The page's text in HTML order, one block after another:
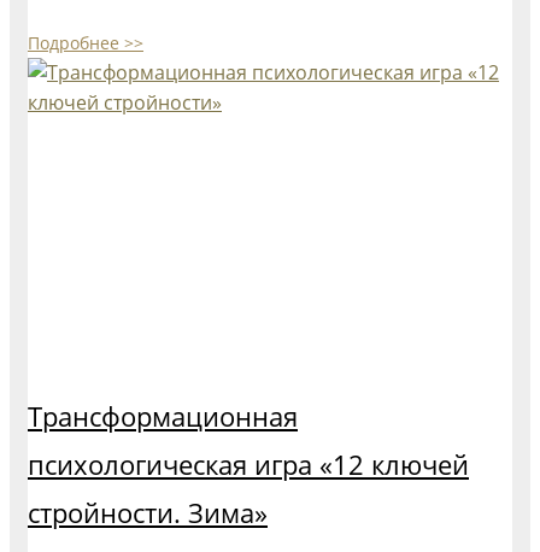
Подробнее >>
Трансформационная
психологическая игра «12 ключей
стройности. Зима»